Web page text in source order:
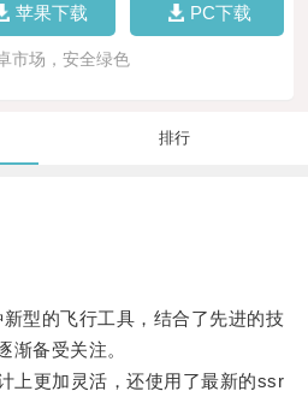
苹果下载 PC下载
市场，安全绿色
排行
的飞行工具，结合了先进的技
渐备受关注。
更加灵活，还使用了最新的ssr